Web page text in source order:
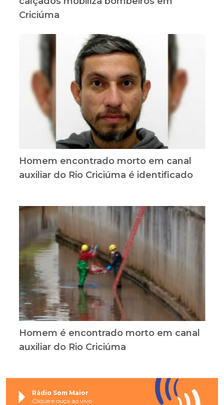
Criciúma
Homem encontrado morto em canal
auxiliar do Rio Criciúma é identificado
Homem é encontrado morto em canal
auxiliar do Rio Criciúma
Rádio Som Maior
Clique e ouça ao vivo